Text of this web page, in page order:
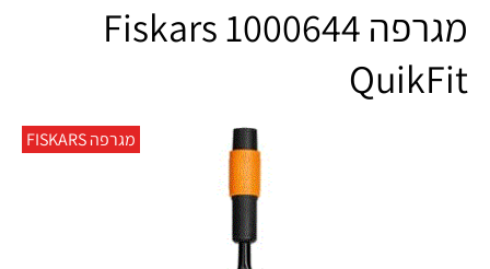
‏מגרפה Fiskars 1000644
QuikFit
מגרפה FISKARS